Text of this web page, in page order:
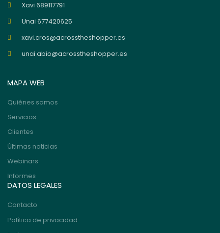
Xavi 689117791
Unai 677420625
xavi.cros@acrosstheshopper.es
unai.abio@acrosstheshopper.es
MAPA WEB
Quiénes somos
Servicios
Clientes
Últimas noticias
Webinars
Informes
DATOS LEGALES
Contacto
Política de privacidad